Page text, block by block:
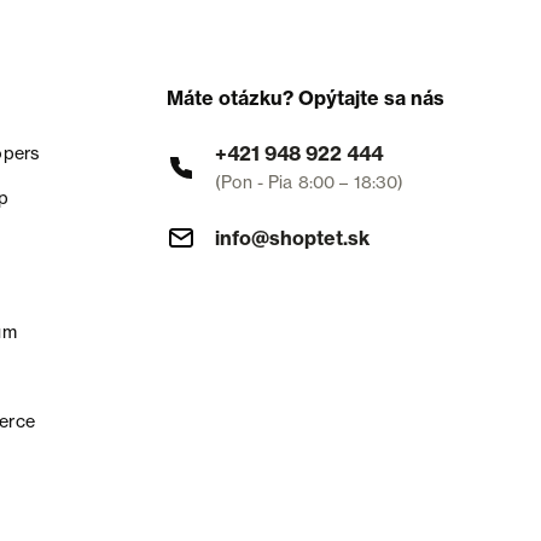
Máte otázku? Opýtajte sa nás
+421 948 922 444
(Pon - Pia 8:00 – 18:30)
info@shoptet.sk